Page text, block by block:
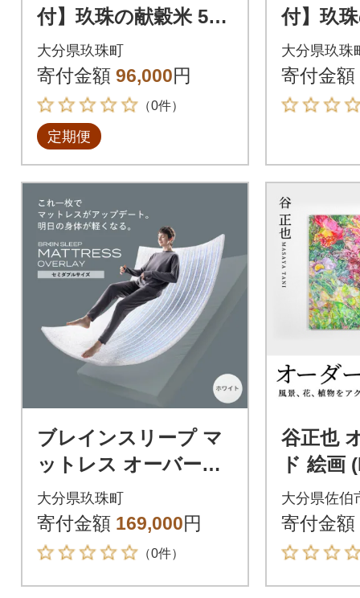
付】玖珠の献穀米 5kg
×6回 毎月定期便(10月
11月12月1月2月3月発
送)
大分県玖珠町
寄付金額 96,000円
（0件）
定期便
付】玖
米 ひと
玖珠町
新米
大分県玖珠
寄付金額
ブレインスリープ マ
ットレス オーバーレ
イ セミダブルサイズ
ホワイト
大分県玖珠町
寄付金額 169,000円
（0件）
谷正也
ド 絵画
cm×横
m)
大分県佐伯
寄付金額